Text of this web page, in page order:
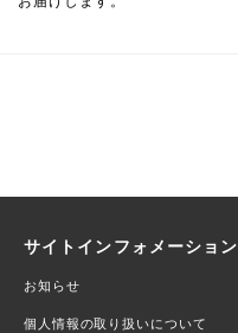
サイトインフォメーション
お知らせ
個人情報の取り扱いについて